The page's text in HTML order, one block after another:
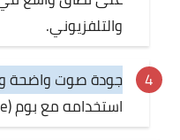
والتلفزيوني.
جودة صوت واضحة
استخدامه مع بوم (Boom Pole).